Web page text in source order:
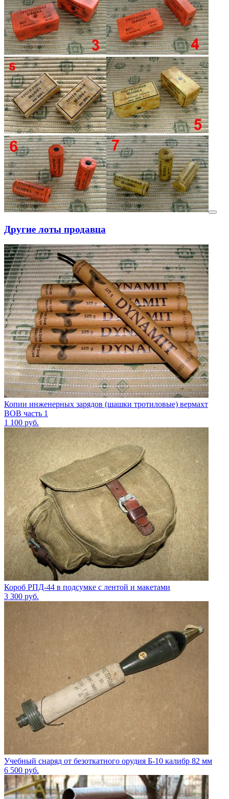
Другие лоты продавца
Копии инженерных зарядов (шашки тротиловые) вермахт
ВОВ часть 1
1 100 руб.
Короб РПД-44 в подсумке с лентой и макетами
3 300 руб.
Учебный снаряд от безоткатного орудия Б-10 калибр 82 мм
6 500 руб.